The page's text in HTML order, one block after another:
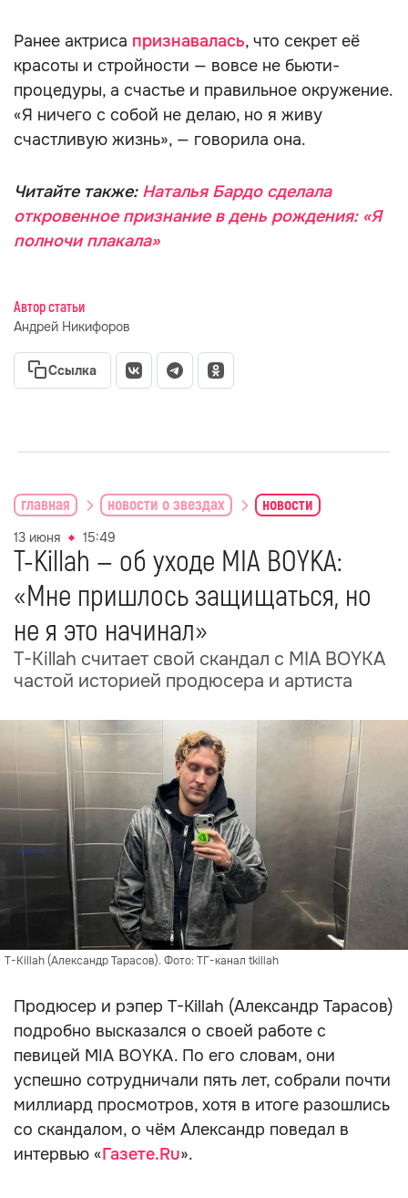
Ранее актриса признавалась, что секрет её
красоты и стройности — вовсе не бьюти-
процедуры, а счастье и правильное окружение.
«Я ничего с собой не делаю, но я живу
счастливую жизнь», — говорила она.
Читайте также: Наталья Бардо сделала
откровенное признание в день рождения: «Я
полночи плакала»
Автор статьи
Андрей Никифоров
Ссылка
главная новости о звездах новости
13 июня 15:49
T-Killah — об уходе MIA BOYKA:
«Мне пришлось защищаться, но
не я это начинал»
T-Killah считает свой скандал с MIA BOYKA
частой историей продюсера и артиста
T-Killah (Александр Тарасов). Фото: ТГ-канал tkillah
Продюсер и рэпер T-Killah (Александр Тарасов)
подробно высказался о своей работе с
певицей MIA BOYKA. По его словам, они
успешно сотрудничали пять лет, собрали почти
миллиард просмотров, хотя в итоге разошлись
со скандалом, о чём Александр поведал в
интервью «Газете.Ru».